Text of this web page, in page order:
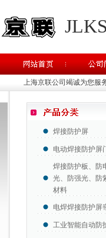
上海京联公司竭诚为您服
焊接防护屏
电动焊接防护屏
焊接防护板、防
光、防强光、防
材料
电焊焊接防护屏
工业智能自动防